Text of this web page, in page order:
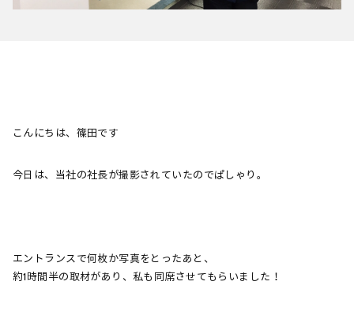
こんにちは、篠田です
今日は、当社の社長が撮影されていたのでぱしゃり。
エントランスで何枚か写真をとったあと、
約1時間半の取材があり、私も同席させてもらいました！